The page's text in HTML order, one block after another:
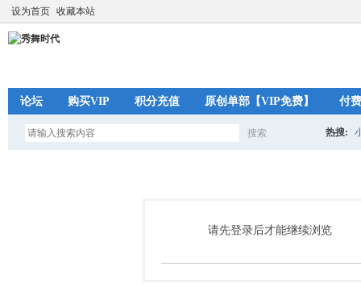
设为首页 收藏本站
论坛 购买VIP 积分充值 原创单部【VIP免费】 付
搜索
索
热搜:
请先登录后才能继续浏览